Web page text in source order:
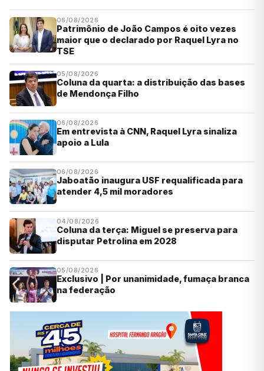
06/08/2026
Patrimônio de João Campos é oito vezes
maior que o declarado por Raquel Lyra no
TSE
05/08/2026
Coluna da quarta: a distribuição das bases
de Mendonça Filho
06/08/2026
Em entrevista à CNN, Raquel Lyra sinaliza
apoio a Lula
06/08/2026
Jaboatão inaugura USF requalificada para
atender 4,5 mil moradores
04/08/2026
Coluna da terça: Miguel se preserva para
disputar Petrolina em 2028
05/08/2026
Exclusivo | Por unanimidade, fumaça branca
na federação